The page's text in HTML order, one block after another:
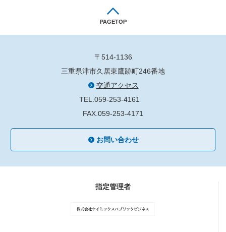
PAGETOP
〒514-1136
三重県津市久居東鷹跡町246番地
交通アクセス
TEL.059-253-4161
FAX.059-253-4171
お問い合わせ
指定管理者